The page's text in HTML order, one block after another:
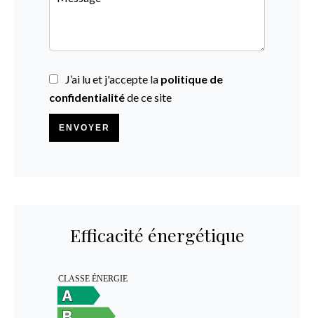
J’ai lu et j'accepte la politique de
confidentialitéde ce site
ENVOYER
Efficacité énergétique